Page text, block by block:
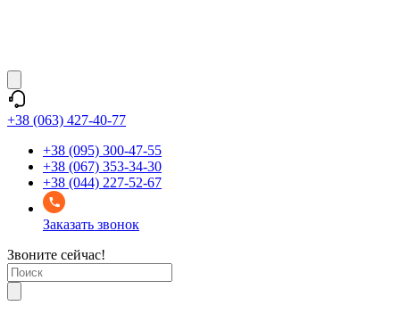
+38 (063) 427-40-77
+38 (095) 300-47-55
+38 (067) 353-34-30
+38 (044) 227-52-67
Заказать звонок
Звоните сейчас!